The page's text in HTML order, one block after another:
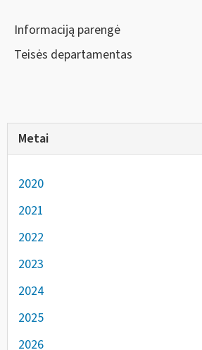
Informaciją parengė
Teisės departamentas
Metai
2020
2021
2022
2023
2024
2025
2026